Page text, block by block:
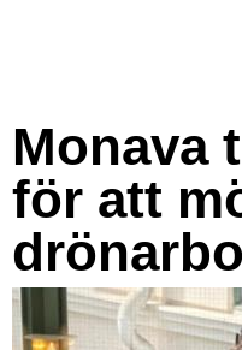
Monava
för att